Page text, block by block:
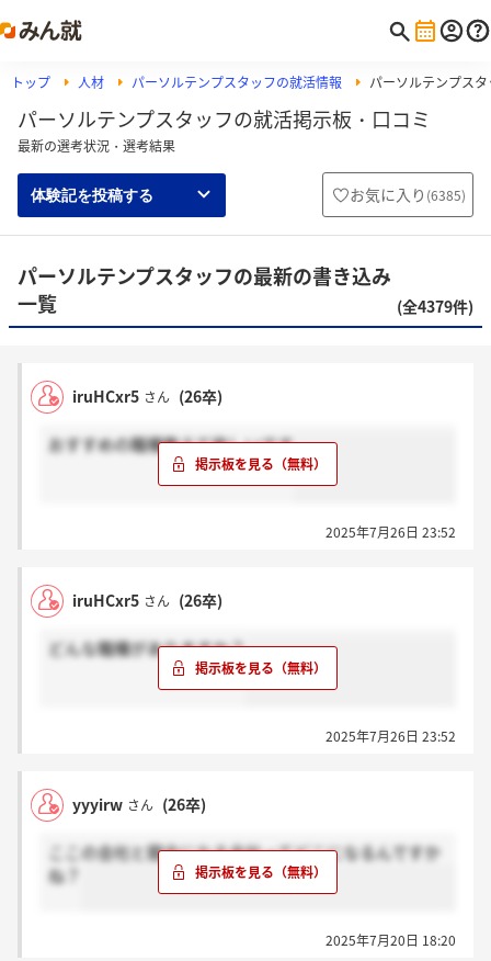
トップ 人材 パーソルテンプスタッフの就活情報 パーソルテンプス
パーソルテンプスタッフの就活掲示板・口コミ
最新の選考状況・選考結果
体験記を投稿する お気に入り (6385)
パーソルテンプスタッフの最新の書き込み
一覧
(全4379件)
iruHCxr5 さん (26卒)
おすすめの職種教えて欲しいです
2025年7月26日 23:52
iruHCxr5 さん (26卒)
どんな職種がありますか？
2025年7月26日 23:52
yyyirw さん (26卒)
ここの会社と競合になる会社ってどこになるんですか
ね？
2025年7月20日 18:20